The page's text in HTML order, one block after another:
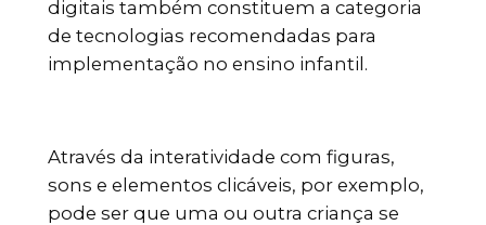
digitais também constituem a categoria
de tecnologias recomendadas para
implementação no ensino infantil.
Através da interatividade com figuras,
sons e elementos clicáveis, por exemplo,
pode ser que uma ou outra criança se